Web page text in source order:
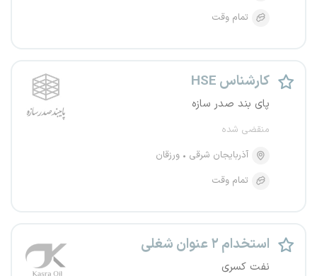
تمام وقت
کارشناس HSE
پای بند صدر سازه
منقضی شده
آذربایجان شرقی
ورزقان
تمام وقت
استخدام ۲ عنوان شغلی
نفت کسری